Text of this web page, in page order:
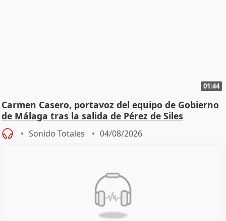
01:44
Carmen Casero, portavoz del equipo de Gobierno
de Málaga tras la salida de Pérez de Siles
Sonido Totales 04/08/2026